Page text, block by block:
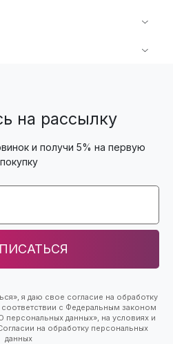
на рассылку
и получи 5% на первую
покупку
я даю свое согласие на обработку
с Федеральным законом
данных», на условиях и
на обработку персональных
данных